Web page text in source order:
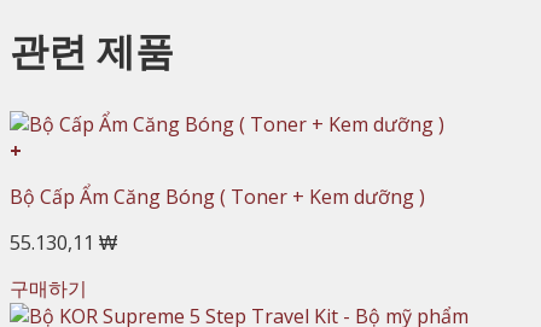
관련 제품
+
Bộ Cấp Ẩm Căng Bóng ( Toner + Kem dưỡng )
55.130,11 ₩
구매하기